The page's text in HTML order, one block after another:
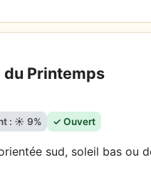
du Printemps
: ☀️ 9% ✓ Ouvert
sud, soleil bas ou